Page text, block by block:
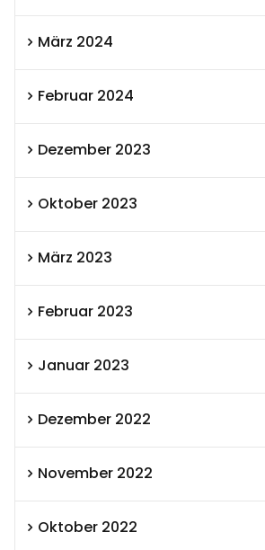
März 2024
Februar 2024
Dezember 2023
Oktober 2023
März 2023
Februar 2023
Januar 2023
Dezember 2022
November 2022
Oktober 2022